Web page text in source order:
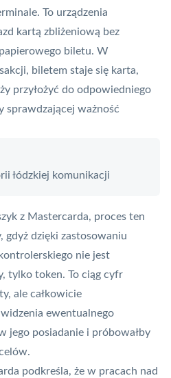
To urządzenia
kartą zbliżeniową bez
biletu. W
biletem staje się karta,
przyłożyć do odpowiedniego
sprawdzającej ważność
łódzkiej komunikacji
z Mastercarda, proces ten
gdyż dzięki zastosowaniu
nie jest
tylko token. To ciąg cyfr
ale całkowicie
ewentualnego
jego posiadanie i próbowałby
podkreśla, że w pracach nad